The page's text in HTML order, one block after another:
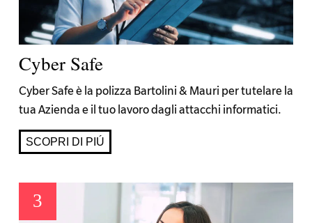
Cyber Safe
Cyber Safe è la polizza Bartolini & Mauri per tutelare la
tua Azienda e il tuo lavoro dagli attacchi informatici.
SCOPRI DI PIÚ